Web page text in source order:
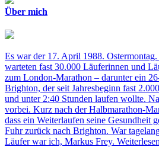
Über mich
Es war der 17. April 1988.
warteten fast 30.000 Läuferinnen und
zum London-Marathon – darunter ein
Brighton, der seit Jahresbeginn fast
und unter 2:40 Stunden laufen wollte.
vorbei. Kurz nach der Halbmarathon-
dass ein Weiterlaufen seine Gesundheit
Fuhr zurück nach Brighton. War
Läufer war ich, Markus Frey. Weiterlesen